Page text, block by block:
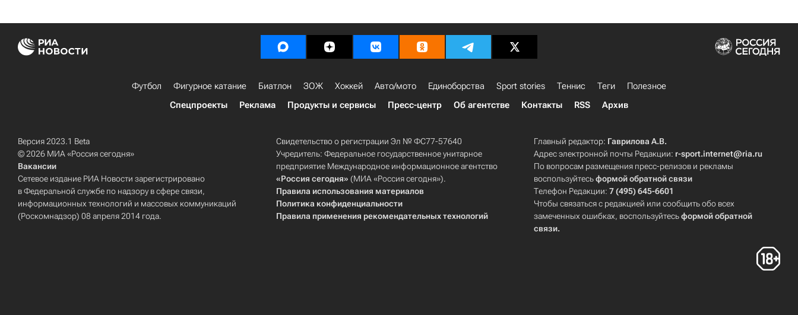
Футбол Фигурное катание Биатлон ЗОЖ Хоккей Авто/мото Единоборства Sport stories Теннис Теги
Полезное
Спецпроекты
Реклама Продукты и сервисы Пресс-центр Об агентстве Контакты RSS Архив
Версия 2023.1 Beta
© 2026 МИА «Россия сегодня»
Вакансии
Сетевое издание РИА Новости зарегистрировано
в Федеральной службе по надзору в сфере связи,
информационных технологий и массовых коммуникаций
(Роскомнадзор) 08 апреля 2014 года.
Свидетельство о регистрации Эл № ФС77-57640
Учредитель: Федеральное государственное унитарное
предприятие Международное информационное агентство
«Россия сегодня» (МИА «Россия сегодня»).
Правила использования материалов
Политика конфиденциальности
Правила применения рекомендательных технологий
Главный редактор: Гаврилова А.В.
Адрес электронной почты Редакции: r-sport.internet@ria.ru
По вопросам размещения пресс-релизов и рекламы
воспользуйтесьформой обратной связи
Телефон Редакции:7 (495) 645-6601
Чтобы связаться с редакцией или сообщить обо всех
замеченных ошибках, воспользуйтесьформой обратной
связи.